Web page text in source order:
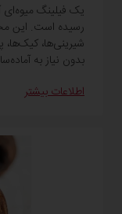
یک فیلینگ میوه‌ای
رسیده است. این
شیرینی‌ها،
بدون نیاز به
اطلاعات بیشتر